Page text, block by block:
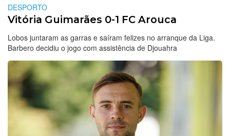
DESPORTO
Vitória Guimarães 0-1 FC Arouca
Lobos juntaram as garras e saíram felizes no arranque da Liga.
Barbero decidiu o jogo com assistência de Djouahra